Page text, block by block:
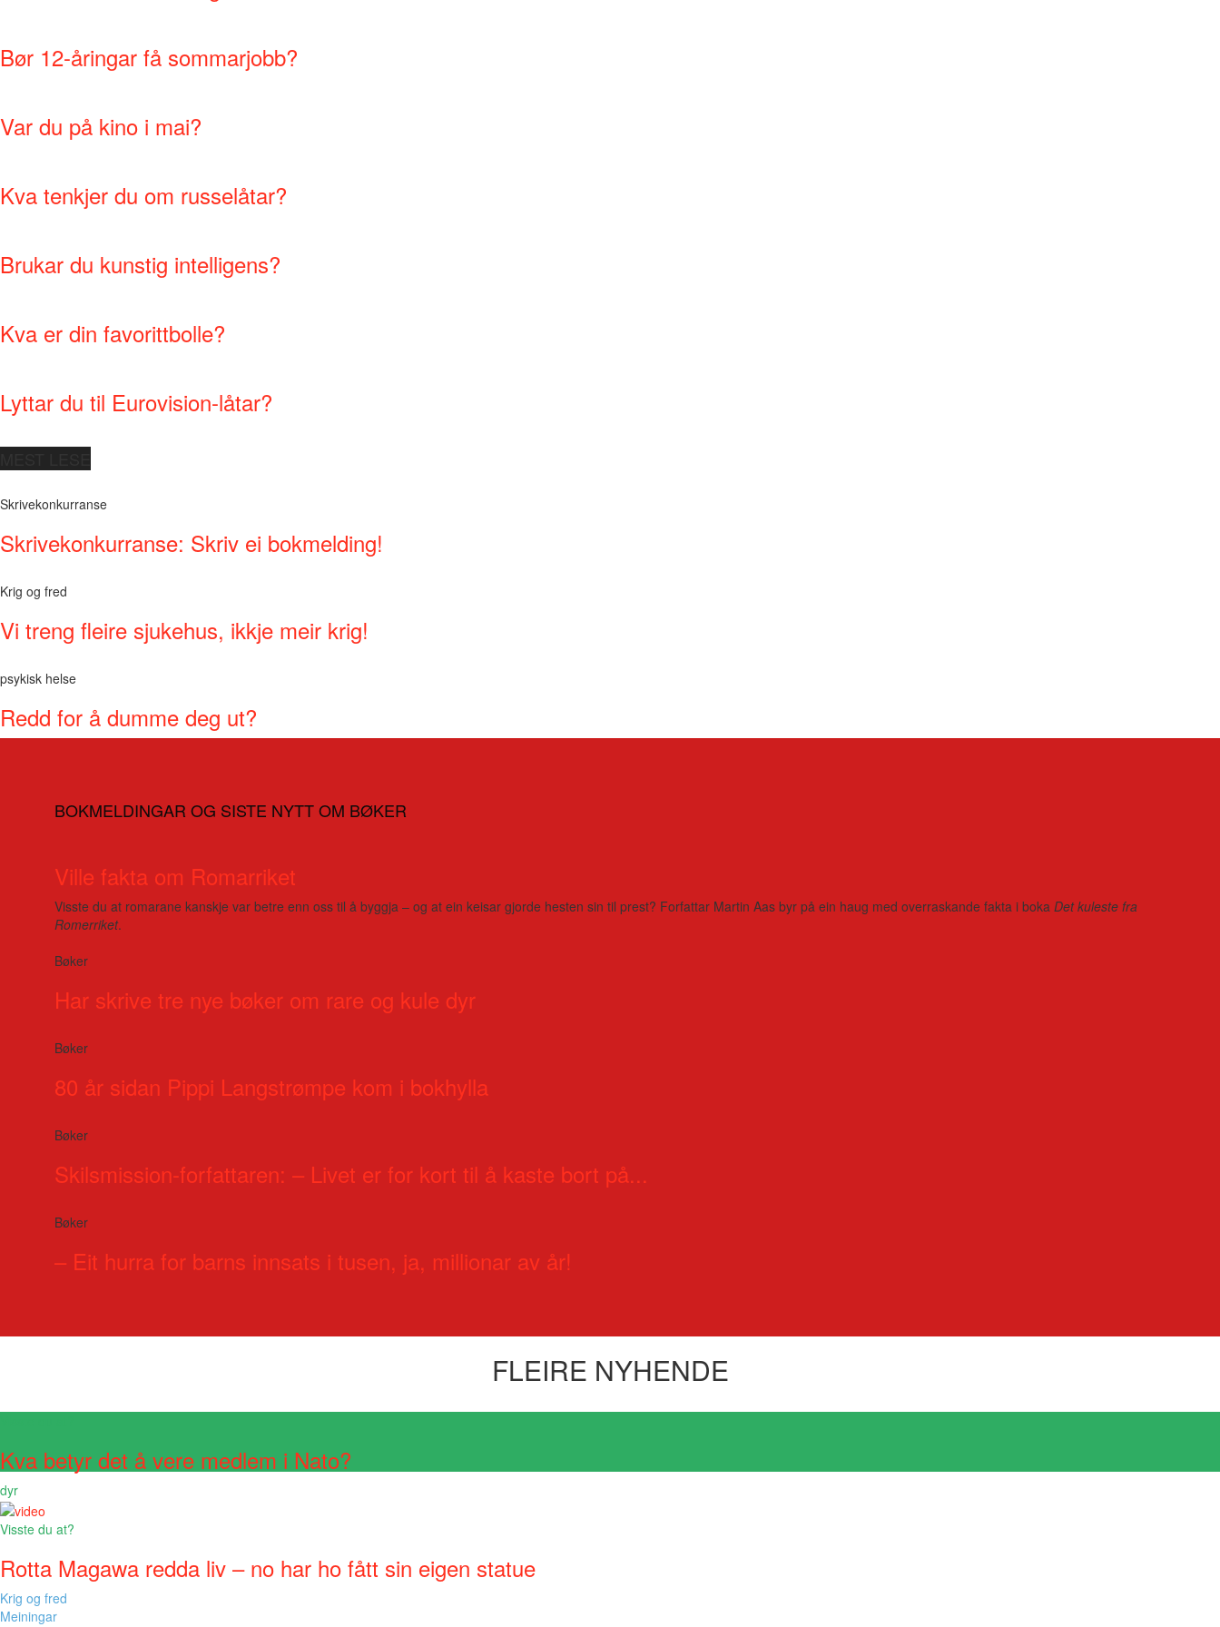
Bør 12-åringar få sommarjobb?
Var du på kino i mai?
Kva tenkjer du om russelåtar?
Brukar du kunstig intelligens?
Kva er din favorittbolle?
Lyttar du til Eurovision-låtar?
Skrivekonkurranse
Skrivekonkurranse: Skriv ei bokmelding!
Krig og fred
Vi treng fleire sjukehus, ikkje meir krig!
psykisk helse
Redd for å dumme deg ut?
BOKMELDINGAR OG SISTE NYTT OM BØKER
Ville fakta om Romarriket
Visste du at romarane kanskje var betre enn oss til å byggja – og at ein keisar gjorde hesten sin til prest? Forfattar Martin Aas byr på ein haug med overraskande fakta i boka Det kuleste fra
Romerriket.
Bøker
Har skrive tre nye bøker om rare og kule dyr
Bøker
80 år sidan Pippi Langstrømpe kom i bokhylla
Bøker
Skilsmission-forfattaren: – Livet er for kort til å kaste bort på...
Bøker
– Eit hurra for barns innsats i tusen, ja, millionar av år!
FLEIRE NYHENDE
Kva betyr det å vere medlem i Nato?
dyr
Visste du at?
Rotta Magawa redda liv – no har ho fått sin eigen statue
Krig og fred
Meiningar